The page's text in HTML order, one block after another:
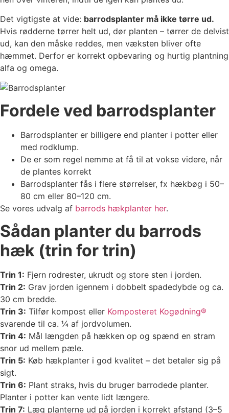
Det vigtigste at vide: barrodsplanter må ikke tørre ud.
Hvis rødderne tørrer helt ud, dør planten – tørrer de delvist
ud, kan den måske reddes, men væksten bliver ofte
hæmmet. Derfor er korrekt opbevaring og hurtig plantning
alfa og omega.
Fordele ved barrodsplanter
Barrodsplanter er billigere end planter i potter eller
med rodklump.
De er som regel nemme at få til at vokse videre, når
de plantes korrekt
Barrodsplanter fås i flere størrelser, fx hækbøg i 50–
80 cm eller 80–120 cm.
Se vores udvalg af barrods hækplanter her.
Sådan planter du barrods
hæk (trin for trin)
Trin 1: Fjern rodrester, ukrudt og store sten i jorden.
Trin 2: Grav jorden igennem i dobbelt spadedybde og ca.
30 cm bredde.
Trin 3: Tilfør kompost eller Komposteret Kogødning®
svarende til ca. ¼ af jordvolumen.
Trin 4: Mål længden på hækken op og spænd en stram
snor ud mellem pæle.
Trin 5: Køb hækplanter i god kvalitet – det betaler sig på
sigt.
Trin 6: Plant straks, hvis du bruger barrodede planter.
Planter i potter kan vente lidt længere.
Trin 7: Læg planterne ud på jorden i korrekt afstand (3–5